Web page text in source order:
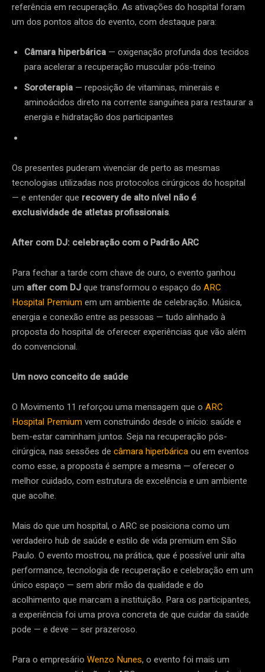
referência em recuperação. As ativações do hospital foram
um dos pontos altos do evento, com destaque para:
Câmara hiperbárica — oxigenação profunda dos tecidos
para acelerar a recuperação muscular pós-treino
Soroterapia — reposição de vitaminas, minerais e
aminoácidos direto na corrente sanguínea para restaurar a
energia e hidratação dos participantes
Os presentes puderam vivenciar de perto as mesmas
tecnologias utilizadas nos protocolos cirúrgicos do hospital
— e entender que recovery de alto nível não é
exclusividade de atletas profissionais.
After com DJ: celebração com o Padrão ARC
Para fechar a tarde com chave de ouro, o evento ganhou
um after com DJque transformou o espaço do ARC
Hospital Premiumem um ambiente de celebração. Música,
energia e conexão entre as pessoas — tudo alinhado à
proposta do hospital de oferecer experiências que vão além
do convencional.
Um novo conceito de saúde
O Movimento 11 reforçou uma mensagem que o ARC
Hospital Premiumvem construindo desde o início: saúde e
bem-estar caminham juntos. Seja na recuperação pós-
cirúrgica, nas sessões de câmara hiperbáricaou em eventos
como esse, a proposta é sempre a mesma — oferecer o
melhor cuidado, com estrutura de excelência e um ambiente
que acolhe.
Mais do que um hospital, o ARC se posiciona como um
verdadeiro hub de saúde e estilo de vida premium em São
Paulo. O evento mostrou, na prática, que é possível unir alta
performance, tecnologia de recuperação e celebração em um
único espaço — sem abrir mão da qualidade e do
acolhimento que marcam a instituição. Para os participantes,
a experiência foi uma prova concreta de que cuidar da saúde
pode — e deve — ser prazeroso.
Para o empresário Wenzo Nunes, o evento foi mais um